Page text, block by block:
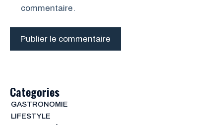
commentaire.
Categories
GASTRONOMIE
LIFESTYLE